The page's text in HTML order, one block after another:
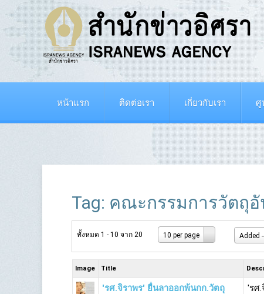
หน้าแรก ติดต่อเรา เกี่ยวกับเรา ศู
Tag: คณะกรรมการวัตถุ
ทั้งหมด 1 - 10 จาก 20 10 per page Added
Image Title
'รศ.จิราพร' ยื่นลาออกพ้นกก.วัตถุ
'รศ.